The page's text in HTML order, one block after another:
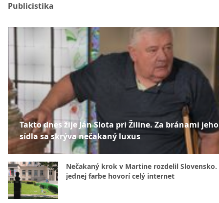
Publicistika
Takto dnes žije Ján Slota pri Žiline. Za bránami jeho
sídla sa skrýva nečakaný luxus
Nečakaný krok v Martine rozdelil Slovensko.
jednej farbe hovorí celý internet